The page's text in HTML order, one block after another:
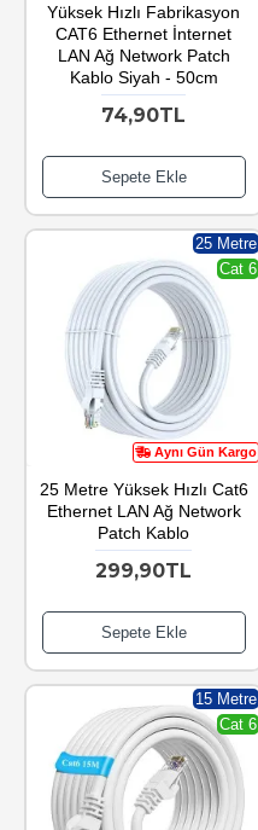
Yüksek Hızlı Fabrikasyon
CAT6 Ethernet İnternet
LAN Ağ Network Patch
Kablo Siyah - 50cm
74,90TL
Sepete Ekle
Aynı Gün Kargo
25 Metre
Cat 6
25 Metre Yüksek Hızlı Cat6
Ethernet LAN Ağ Network
Patch Kablo
299,90TL
Sepete Ekle
15 Metre
Cat 6